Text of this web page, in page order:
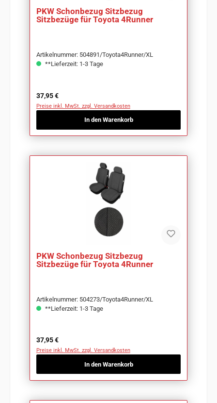
PKW Schonbezug Sitzbezug
Sitzbezüge für Toyota 4Runner
Artikelnummer: 504891/Toyota4Runner/XL
**Lieferzeit: 1-3 Tage
Regulärer Preis:
37,95 €
Preise inkl. MwSt. zzgl. Versandkosten
In den Warenkorb
PKW Schonbezug Sitzbezug
Sitzbezüge für Toyota 4Runner
Artikelnummer: 504273/Toyota4Runner/XL
**Lieferzeit: 1-3 Tage
Regulärer Preis:
37,95 €
Preise inkl. MwSt. zzgl. Versandkosten
In den Warenkorb